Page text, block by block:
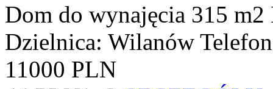
Dom do wynajęcia 315 m2
Dzielnica: Wilanów
11000 PLN